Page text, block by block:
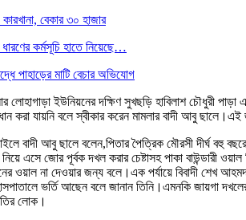
বেকার ৩০ হাজার
কর্মসূচি হাতে নিয়েছে…
পাহাড়ের মাটি বেচার অভিযোগ
লোহাগাড়া ইউনিয়নের দক্ষিণ সুখছড়ি হাবিলাশ চৌধুরী
করা যায়নি বলে স্বীকার করেন মামলার বাদী আবু
বাদী আবু ছালে বলেন,পিতার পৈত্রিক মৌরসী দীর্ঘ
নিয়ে এসে জোর পূর্বক দখল করার চেষ্টাসহ পাকা বাউন্ডারী
ওয়াল না দেওয়ার জন্য বলে।এক পর্যায়ে বিবাদী শেখ
ভর্তি আছেন বলে জানান তিনি।এমনকি জায়গা দখলের
লোক।